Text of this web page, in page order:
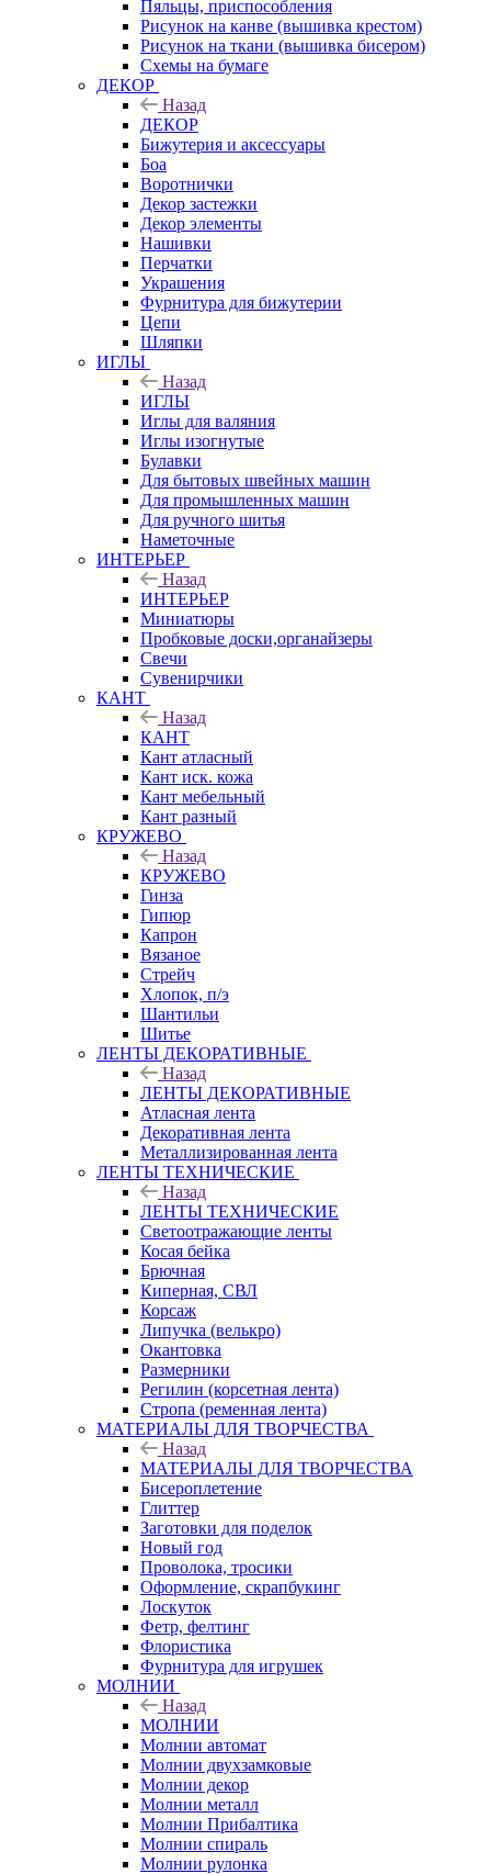
Пяльцы, приспособления
Рисунок на канве (вышивка крестом)
Рисунок на ткани (вышивка бисером)
Схемы на бумаге
ДЕКОР
Назад
ДЕКОР
Бижутерия и аксессуары
Боа
Воротнички
Декор застежки
Декор элементы
Нашивки
Перчатки
Украшения
Фурнитура для бижутерии
Цепи
Шляпки
ИГЛЫ
Назад
ИГЛЫ
Иглы для валяния
Иглы изогнутые
Булавки
Для бытовых швейных машин
Для промышленных машин
Для ручного шитья
Наметочные
ИНТЕРЬЕР
Назад
ИНТЕРЬЕР
Миниатюры
Пробковые доски,органайзеры
Свечи
Сувенирчики
КАНТ
Назад
КАНТ
Кант атласный
Кант иск. кожа
Кант мебельный
Кант разный
КРУЖЕВО
Назад
КРУЖЕВО
Гинза
Гипюр
Капрон
Вязаное
Стрейч
Хлопок, п/э
Шантильи
Шитье
ЛЕНТЫ ДЕКОРАТИВНЫЕ
Назад
ЛЕНТЫ ДЕКОРАТИВНЫЕ
Атласная лента
Декоративная лента
Металлизированная лента
ЛЕНТЫ ТЕХНИЧЕСКИЕ
Назад
ЛЕНТЫ ТЕХНИЧЕСКИЕ
Светоотражающие ленты
Косая бейка
Брючная
Киперная, СВЛ
Корсаж
Липучка (велькро)
Окантовка
Размерники
Регилин (корсетная лента)
Стропа (ременная лента)
МАТЕРИАЛЫ ДЛЯ ТВОРЧЕСТВА
Назад
МАТЕРИАЛЫ ДЛЯ ТВОРЧЕСТВА
Бисероплетение
Глиттер
Заготовки для поделок
Новый год
Проволока, тросики
Оформление, скрапбукинг
Лоскуток
Фетр, фелтинг
Флористика
Фурнитура для игрушек
МОЛНИИ
Назад
МОЛНИИ
Молнии автомат
Молнии двухзамковые
Молнии декор
Молнии металл
Молнии Прибалтика
Молнии спираль
Молнии рулонка